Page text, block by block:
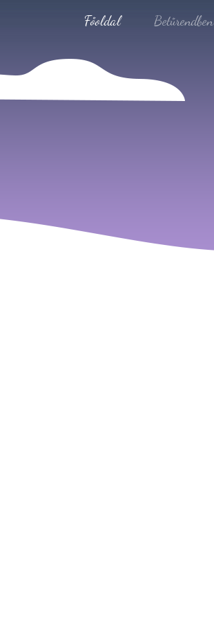
Főoldal Betűrendben